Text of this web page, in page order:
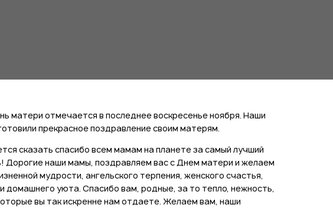
матери отмечается в последнее воскресенье ноября. Наши
прекрасное поздравление своим матерям.
сказать спасибо всем мамам на планете за самый лучший
Дорогие наши мамы, поздравляем вас с Днем матери и желаем
мудрости, ангельского терпения, женского счастья,
домашнего уюта. Спасибо вам, родные, за то тепло, нежность,
вы так искренне нам отдаете. Желаем вам, наши